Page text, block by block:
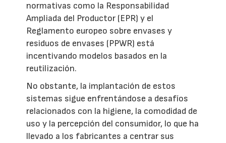
normativas como la Responsabilidad
Ampliada del Productor (EPR) y el
Reglamento europeo sobre envases y
residuos de envases (PPWR) está
incentivando modelos basados en la
reutilización.
No obstante, la implantación de estos
sistemas sigue enfrentándose a desafíos
relacionados con la higiene, la comodidad de
uso y la percepción del consumidor, lo que ha
llevado a los fabricantes a centrar sus